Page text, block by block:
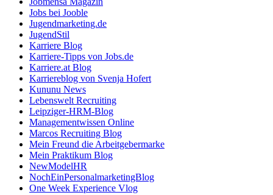
Jobs bei Jooble
Jugendmarketing.de
JugendStil
Karriere Blog
Karriere-Tipps von Jobs.de
Karriere.at Blog
Karriereblog von Svenja Hofert
Kununu News
Lebenswelt Recruiting
Leipziger-HRM-Blog
Managementwissen Online
Marcos Recruiting Blog
Mein Freund die Arbeitgebermarke
Mein Praktikum Blog
NewModelHR
NochEinPersonalmarketingBlog
One Week Experience Vlog